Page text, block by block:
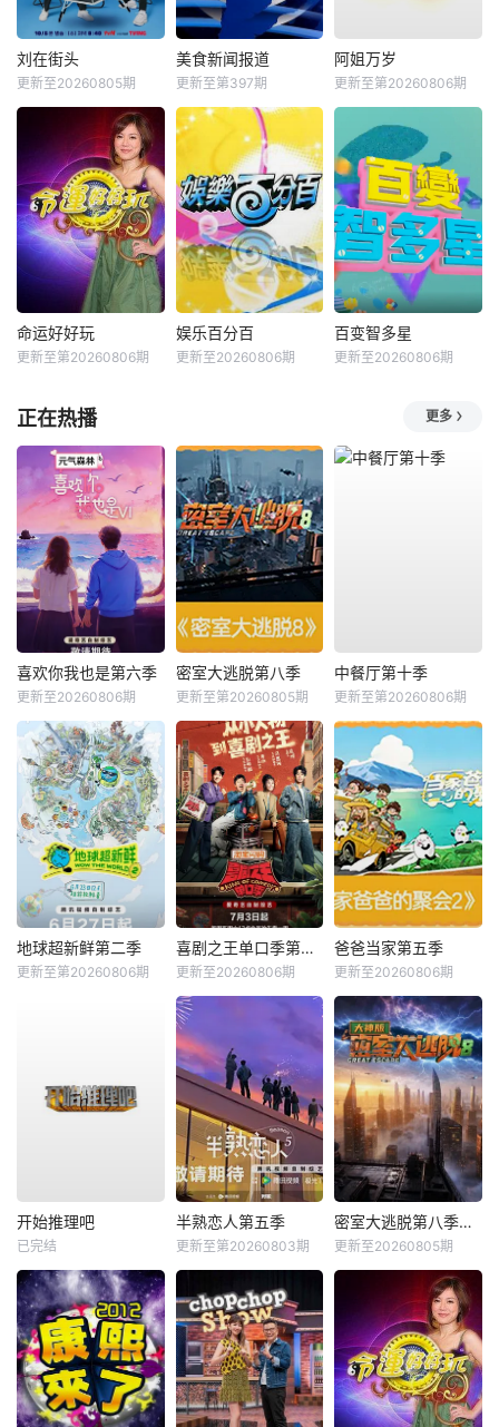
刘在街头
更新至20260805期
美食新闻报道
更新至第397期
阿姐万岁
更新至第20260806期
命运好好玩
更新至第20260806期
娱乐百分百
更新至20260806期
百变智多星
更新至20260806期
正在热播 更多
喜欢你我也是第六季
更新至20260806期
密室大逃脱第八季
更新至第20260805期
中餐厅第十季
更新至第20260806期
地球超新鲜第二季
更新至第20260806期
喜剧之王单口季第三季
更新至20260806期
爸爸当家第五季
更新至20260806期
开始推理吧
已完结
半熟恋人第五季
更新至第20260803期
密室大逃脱第八季大神版
更新至20260805期